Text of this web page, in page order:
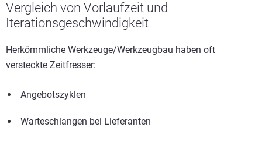
Vergleich von Vorlaufzeit und
Iterationsgeschwindigkeit
Herkömmliche Werkzeuge/Werkzeugbau haben oft
versteckte Zeitfresser:
Angebotszyklen
Warteschlangen bei Lieferanten